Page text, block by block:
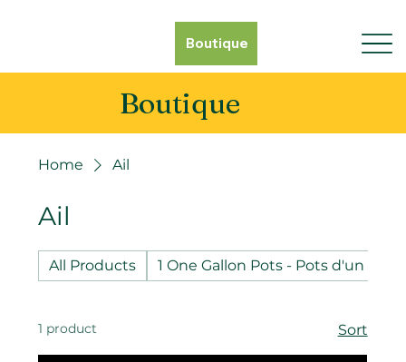
Boutique
Boutique
Home Ail
Ail
All Products 1 One Gallon Pots - Pots d'un
1 product Sort